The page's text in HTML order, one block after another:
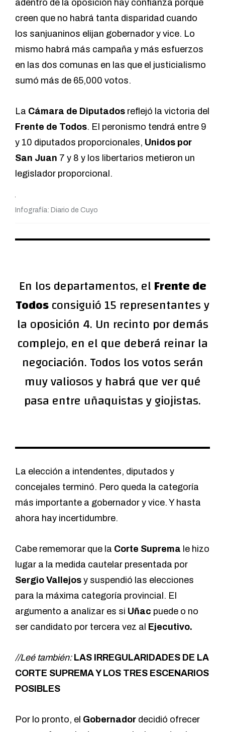
adentro de la oposición hay confianza porque
creen que no habrá tanta disparidad cuando
los sanjuaninos elijan gobernador y vice. Lo
mismo habrá más campaña y más esfuerzos
en las dos comunas en las que el justicialismo
sumó más de 65,000 votos.
La Cámara de Diputados reflejó la victoria del
Frente de Todos. El peronismo tendrá entre 9
y 10 diputados proporcionales, Unidos por
San Juan 7 y 8 y los libertarios metieron un
legislador proporcional.
Infografía: Diario de Cuyo
En los departamentos, elFrente de
Todosconsiguió 15 representantes y
la oposición 4. Un recinto por demás
complejo, en el que deberá reinar la
negociación. Todos los votos serán
muy valiosos y habrá que ver qué
pasa entre uñaquistas y giojistas.
La elección a intendentes, diputados y
concejales terminó. Pero queda la categoría
más importante a gobernador y vice. Y hasta
ahora hay incertidumbre.
Cabe rememorar que la Corte Suprema le hizo
lugar a la medida cautelar presentada por
Sergio Vallejos y suspendió las elecciones
para la máxima categoría provincial. El
argumento a analizar es si Uñac puede o no
ser candidato por tercera vez al Ejecutivo.
//Leé también: LAS IRREGULARIDADES DE LA
CORTE SUPREMA Y LOS TRES ESCENARIOS
POSIBLES
Por lo pronto, el Gobernador decidió ofrecer